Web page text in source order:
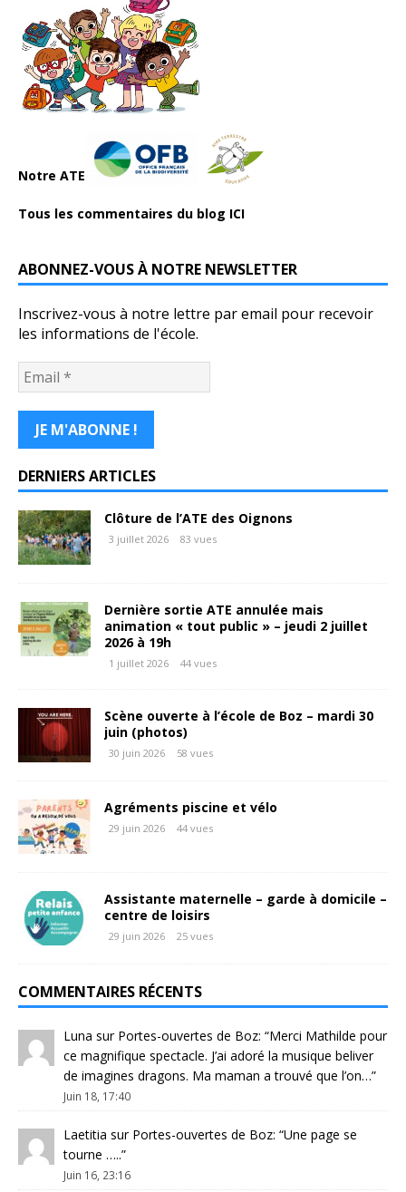
Notre ATE
Tous les commentaires du blog ICI
ABONNEZ-VOUS À NOTRE NEWSLETTER
Inscrivez-vous à notre lettre par email pour recevoir
les informations de l'école.
DERNIERS ARTICLES
Clôture de l’ATE des Oignons
3 juillet 2026 83 vues
Dernière sortie ATE annulée mais
animation « tout public » – jeudi 2 juillet
2026 à 19h
1 juillet 2026 44 vues
Scène ouverte à l’école de Boz – mardi 30
juin (photos)
30 juin 2026 58 vues
Agréments piscine et vélo
29 juin 2026 44 vues
Assistante maternelle – garde à domicile –
centre de loisirs
29 juin 2026 25 vues
COMMENTAIRES RÉCENTS
Luna sur Portes-ouvertes de Boz: “Merci Mathilde pour
ce magnifique spectacle. J’ai adoré la musique beliver
de imagines dragons. Ma maman a trouvé que l’on…”
Juin 18, 17:40
Laetitia sur Portes-ouvertes de Boz: “Une page se
tourne …..”
Juin 16, 23:16